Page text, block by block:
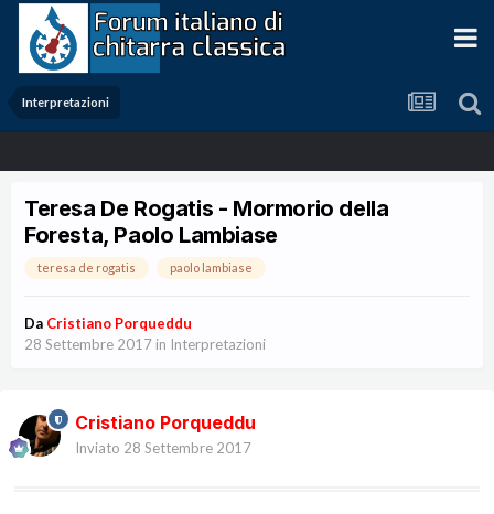
Interpretazioni
Teresa De Rogatis - Mormorio della
Foresta, Paolo Lambiase
teresa de rogatis paolo lambiase
Da Cristiano Porqueddu
28 Settembre 2017 in Interpretazioni
Cristiano Porqueddu
Inviato 28 Settembre 2017